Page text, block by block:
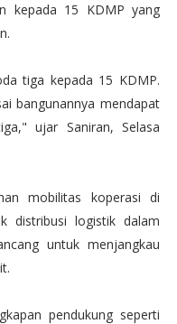
kepada 15 KDMP yang
tiga kepada 15 KDMP.
bangunannya mendapat
ujar Saniran, Selasa
mobilitas koperasi di
distribusi logistik dalam
untuk menjangkau
pendukung seperti